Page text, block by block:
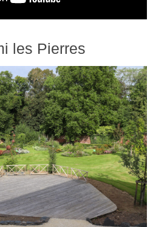
les Pierres